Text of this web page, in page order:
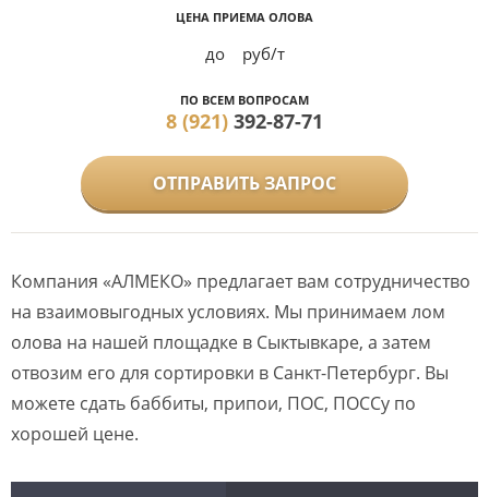
ЦЕНА ПРИЕМА ОЛОВА
до руб/т
ПО ВСЕМ ВОПРОСАМ
8 (921) 392-87-71
ОТПРАВИТЬ ЗАПРОС
Компания «АЛМЕКО» предлагает вам сотрудничество
на взаимовыгодных условиях. Мы принимаем лом
олова на нашей площадке в Сыктывкаре, а затем
отвозим его для сортировки в Санкт-Петербург. Вы
можете сдать баббиты, припои, ПОС, ПОССу по
хорошей цене.